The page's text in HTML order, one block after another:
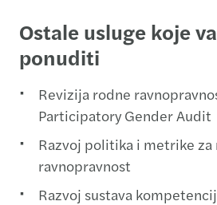
Ostale usluge koje
ponuditi
Revizija rodne
Participatory Gender Audit
Razvoj politika i metrike za
ravnopravnost
Razvoj sustava